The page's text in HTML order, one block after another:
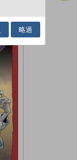
略過